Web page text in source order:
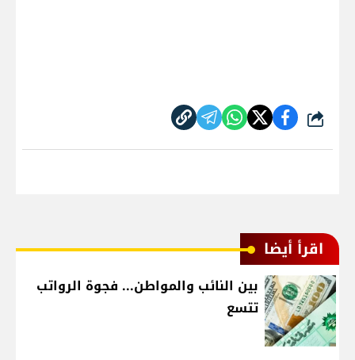
شارك
اقرأ أيضا
بين النائب والمواطن... فجوة الرواتب
تتسع